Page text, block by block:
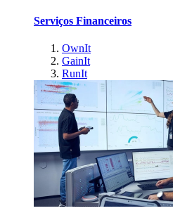
Serviços Financeiros
OwnIt
GainIt
RunIt